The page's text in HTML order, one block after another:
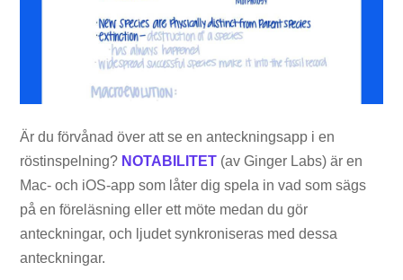
Är du förvånad över att se en anteckningsapp i en
röstinspelning? NOTABILITET (av Ginger Labs) är en
Mac- och iOS-app som låter dig spela in vad som sägs
på en föreläsning eller ett möte medan du gör
anteckningar, och ljudet synkroniseras med dessa
anteckningar.